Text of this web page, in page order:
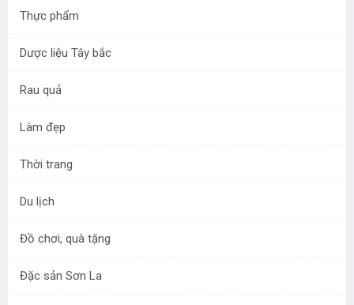
Thực phẩm
Dược liệu Tây bắc
Rau quả
Làm đẹp
Thời trang
Du lịch
Đồ chơi, quà tặng
Đặc sản Sơn La
Công dụng của cây cỏ ngọt bạn nên biết
Thứ bảy - 22/09/2018 20:35
chất ngọt gấp 300 lần đường nhưng không mang năng
của cây cỏ ngọt có thể giúp điều trị bệnh tiểu đường,
những điều mà…ngay cả khoa học cũng đang phải đau
Thành phần hóa học của cây cỏ ngọt
Các nhà khoa học đã nghiên cứu và chỉ ra được thành phần các